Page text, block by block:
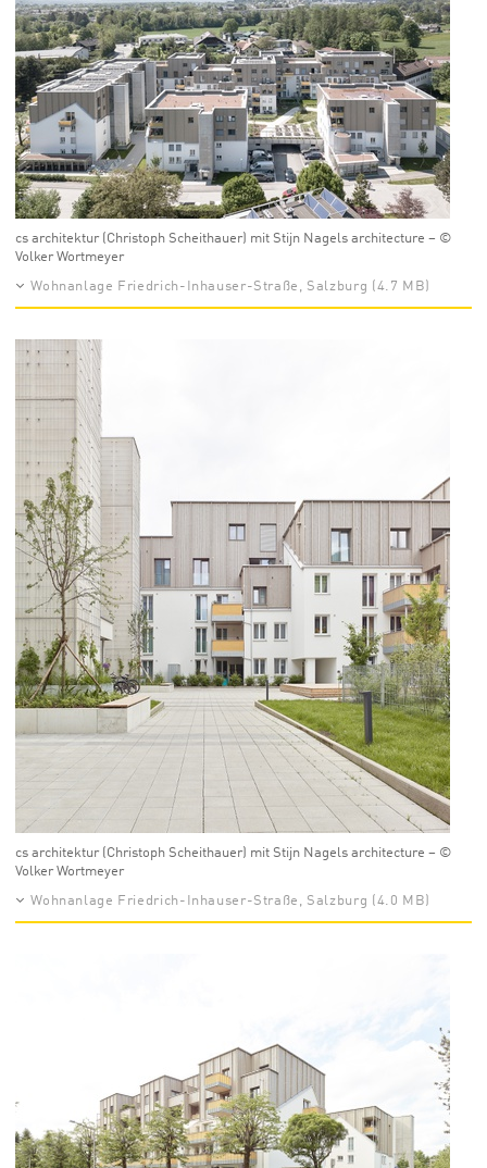
cs architektur (Christoph Scheithauer) mit Stijn Nagels architecture – ©
Volker Wortmeyer
Wohnanlage Friedrich-Inhauser-Straße, Salzburg (4.7 MB)
cs architektur (Christoph Scheithauer) mit Stijn Nagels architecture – ©
Volker Wortmeyer
Wohnanlage Friedrich-Inhauser-Straße, Salzburg (4.0 MB)